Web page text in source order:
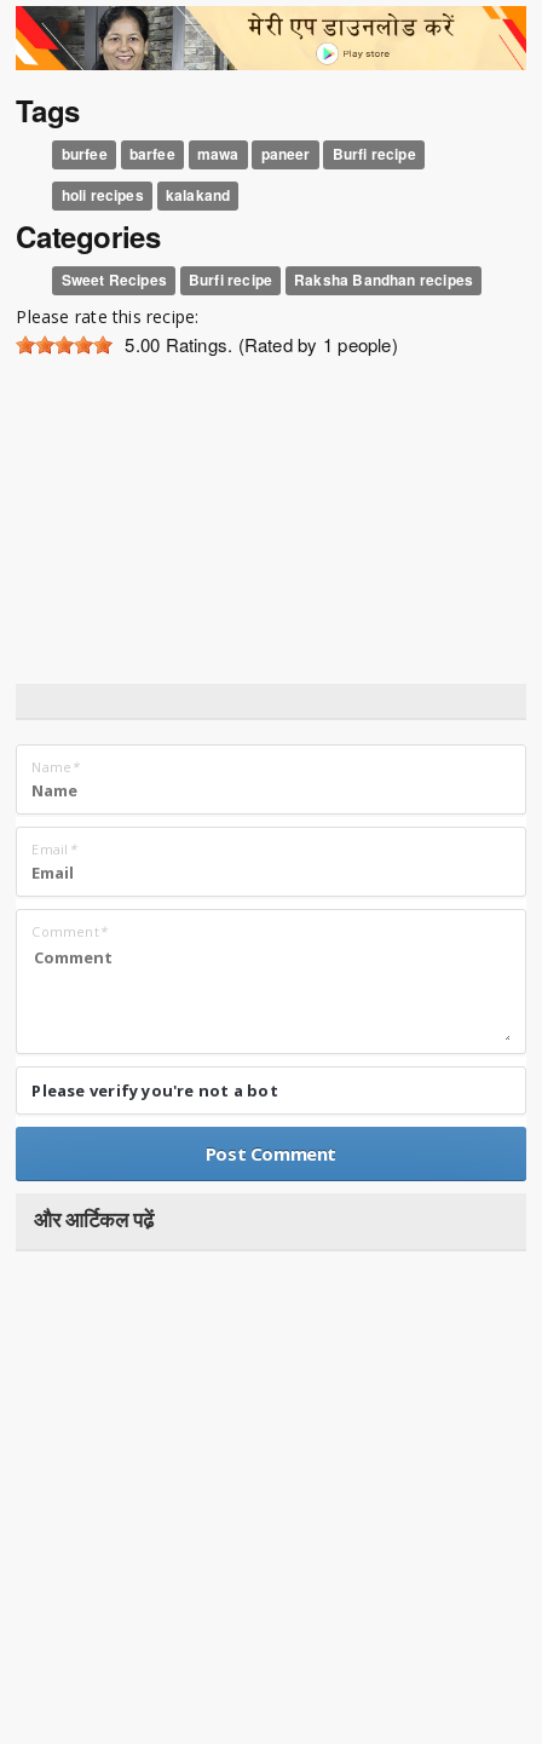
Tags
burfee barfee mawa paneer
Burfi recipe
holi recipes
kalakand
Categories
Sweet Recipes Burfi recipe Raksha Bandhan recipes
Please rate this recipe:
5.00 Ratings. (Rated by 1 people)
Name *
Email *
Comment*
Please verify you're not a bot
और आर्टिकल पढे़ं